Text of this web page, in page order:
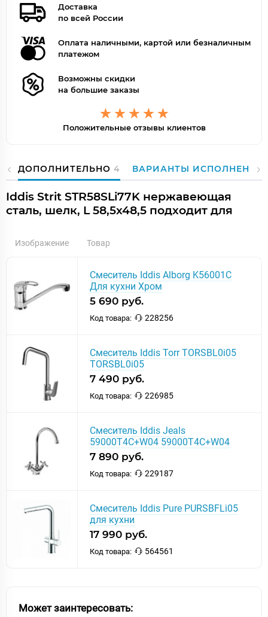
Доставка
по всей России
Оплата наличными, картой или безналичным
платежом
Возможны скидки
на большие заказы
Положительные отзывы клиентов
ДОПОЛНИТЕЛЬНО 4 ВАРИАНТЫ ИСПОЛНЕНИЯ
Iddis Strit STR58SLi77K нержавеющая
сталь, шелк, L 58,5х48,5 подходит для
Изображение Товар
Смеситель Iddis Alborg K56001C
Для кухни Хром
5 690 руб.
Код товара: 228256
Смеситель Iddis Torr TORSBL0i05
TORSBL0i05
7 490 руб.
Код товара: 226985
Смеситель Iddis Jeals
59000T4C+W04 59000T4C+W04
7 890 руб.
Код товара: 229187
Смеситель Iddis Pure PURSBFLi05
для кухни
17 990 руб.
Код товара: 564561
Может заинтересовать: